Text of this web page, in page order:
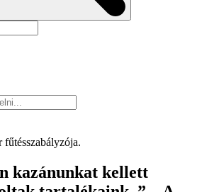
kazánunkat kellett